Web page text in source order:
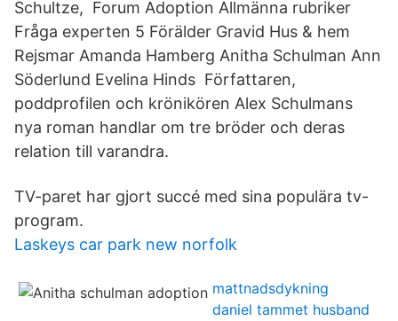
Schultze, Forum Adoption Allmänna rubriker
Fråga experten 5 Förälder Gravid Hus & hem
Rejsmar Amanda Hamberg Anitha Schulman Ann
Söderlund Evelina Hinds Författaren,
poddprofilen och krönikören Alex Schulmans
nya roman handlar om tre bröder och deras
relation till varandra.
TV-paret har gjort succé med sina populära tv-
program.
Laskeys car park new norfolk
mattnadsdykning
daniel tammet husband